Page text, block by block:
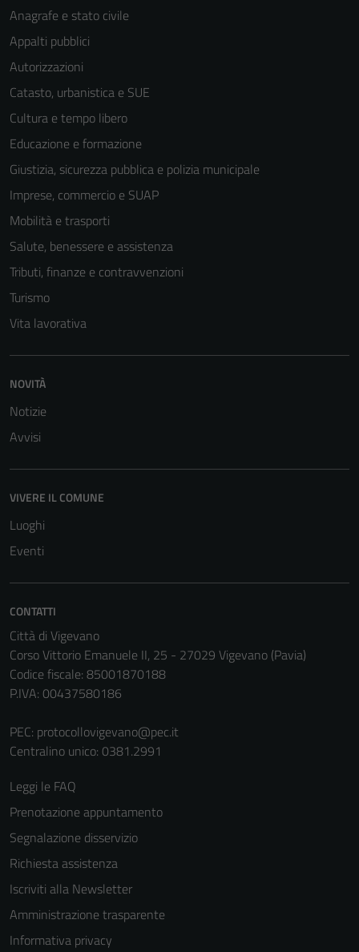
Anagrafe e stato civile
Appalti pubblici
Autorizzazioni
Catasto, urbanistica e SUE
Cultura e tempo libero
Educazione e formazione
Giustizia, sicurezza pubblica e polizia municipale
Imprese, commercio e SUAP
Mobilità e trasporti
Salute, benessere e assistenza
Tributi, finanze e contravvenzioni
Turismo
Vita lavorativa
NOVITÀ
Notizie
Avvisi
VIVERE IL COMUNE
Luoghi
Eventi
CONTATTI
Città di Vigevano
Corso Vittorio Emanuele II, 25 - 27029 Vigevano (Pavia)
Codice fiscale: 85001870188
P.IVA: 00437580186
PEC: protocollovigevano@pec.it
Centralino unico: 0381.2991
Leggi le FAQ
Prenotazione appuntamento
Segnalazione disservizio
Richiesta assistenza
Iscriviti alla Newsletter
Amministrazione trasparente
Informativa privacy